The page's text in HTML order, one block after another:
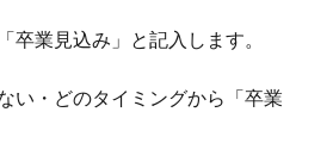
卒業見込み」と記入します。
い・どのタイミングから「卒業